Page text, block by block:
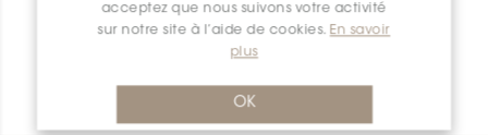
acceptez que nous suivons votre activité
sur notre site à l’aide de cookies. En savoir
plus
OK
Bara-Rw E90/RW120BW